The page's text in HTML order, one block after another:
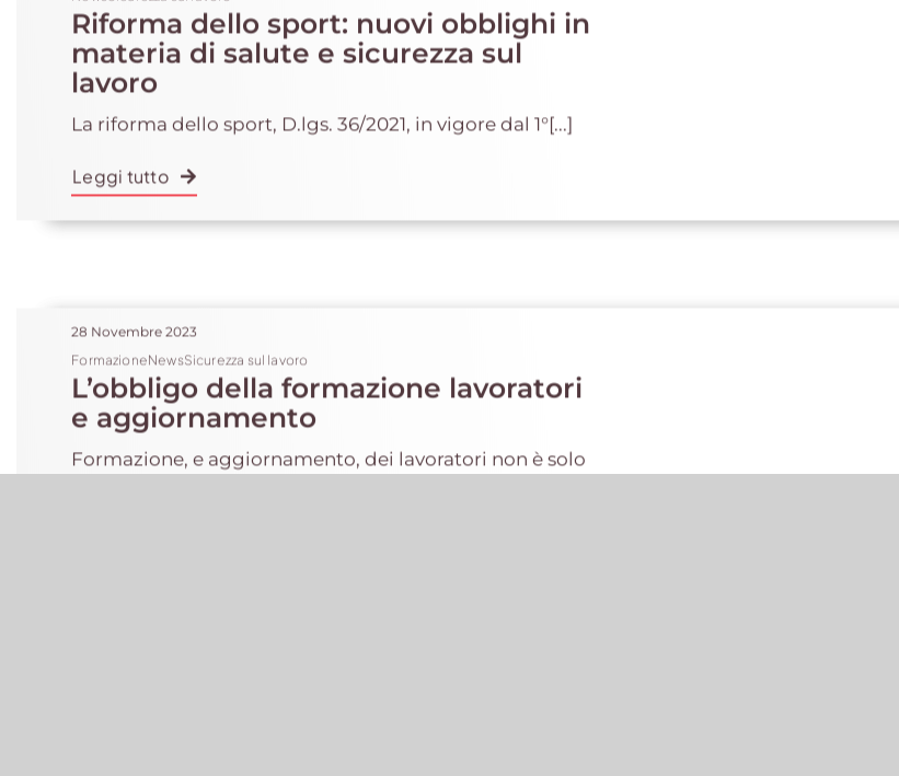
Riforma dello sport: nuovi obblighi in
materia di salute e sicurezza sul
lavoro
La riforma dello sport, D.lgs. 36/2021, in vigore dal 1°[...]
Leggi tutto
28 Novembre 2023
FormazioneNewsSicurezza sul lavoro
L’obbligo della formazione lavoratori
e aggiornamento
Formazione, e aggiornamento, dei lavoratori non è solo